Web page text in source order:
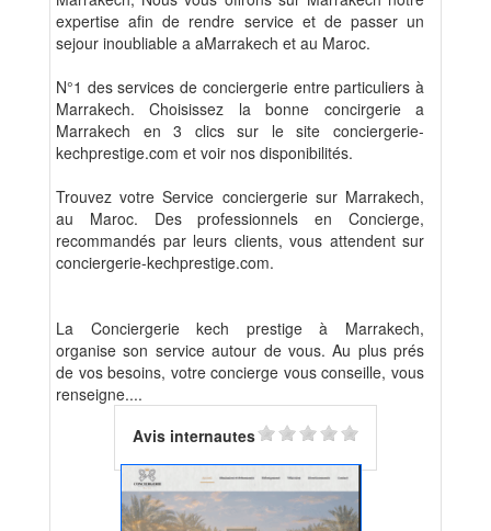
expertise afin de rendre service et de passer un
sejour inoubliable a aMarrakech et au Maroc.
N°1 des services de conciergerie entre particuliers à
Marrakech. Choisissez la bonne concirgerie a
Marrakech en 3 clics sur le site conciergerie-
kechprestige.com et voir nos disponibilités.
Trouvez votre Service conciergerie sur Marrakech,
au Maroc. Des professionnels en Concierge,
recommandés par leurs clients, vous attendent sur
conciergerie-kechprestige.com.
La Conciergerie kech prestige à Marrakech,
organise son service autour de vous. Au plus prés
de vos besoins, votre concierge vous conseille, vous
renseigne....
Avis internautes